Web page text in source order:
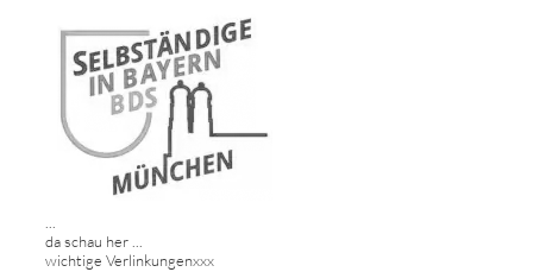
...
da schau her ...
wichtige Verlinkungenxxx